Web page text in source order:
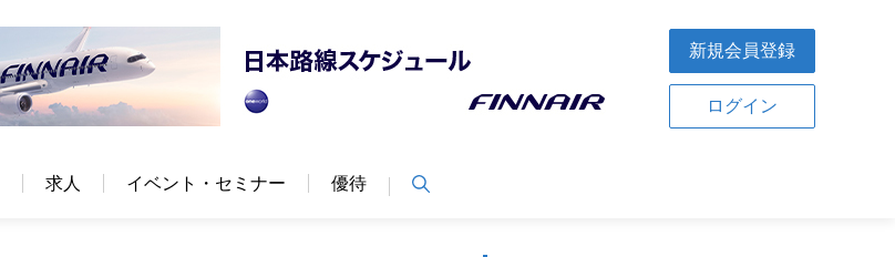
新規会員登録
ログイン
求人 イベント・セミナー 優待